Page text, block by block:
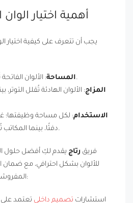
أهمية اختيار
يجب أن تتعرف على كيفية اختيار
المساحة: الألوان الفاتحة تُوحي باتساع المكان.
المزاج: الألوان الهادئة تُقلل التوتر،
الاستخدام: لكل مساحة وظيفتها؛
دفئًا، بينما المكاتب تُفضل الألوان الباردة.
فريق رتاج يقدم لكِ أفضل حلول
للألوان بشكل احترافي، مع ضمان
المفروشات، والأثاث. خدماتنا تشمل:
استشارات تصميم داخلي تعتمد